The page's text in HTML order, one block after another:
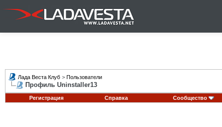
Лада Веста Клуб > Пользователи
Профиль Uninstaller13
Регистрация Справка Сообщество